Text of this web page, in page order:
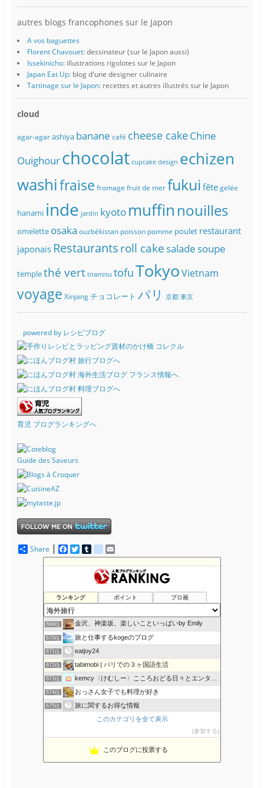
autres blogs francophones sur le Japon
A vos baguettes
Florent Chavouet: dessinateur (sur le Japon aussi)
Issekinicho: illustrations rigolotes sur le Japon
Japan Eat Up: blog d'une designer culinaire
Tartinage sur le Japon: recettes et autres illustrés sur le Japon
cloud
agar-agar ashiya banane café cheese cakeChine
Ouighourchocolat cupcake design echizen
washifraise fromage fruit de mer fukui fête gelée
hanami inde jardin kyoto muffin nouilles
omelette osaka ouzbékistan poisson pomme poulet restaurant
japonais Restaurantsroll cake salade soupe
templethé vert tiramisu tofuTokyoVietnam
voyage Xinjang チョコレート パリ 京都 東京
powered by レシピブログ
育児 ブログランキングへ
Guide des Saveurs
Share
F
a
c
o
o
k
T
w
i
e
r
T
u
m
b
d
e
l
i
c
o
u
s
m
a
i
l
ランキング ポイント ブロ画
ロシアの落日 Падение России
一読一喜
667位 Hello!! from Tokyo.
668位
669位 金沢、神楽坂、楽しいこといっぱいby Emily
670位 旅と仕事するkogeのブログ
671位 eatjoy24
672位 tabimobi | パリでの３ヶ国語生活
673位 kemcy〈けむしー〉こころおどる日々とエンターテインメント
674位 おっさん女子でも料理が好き
675位 旅に関するお得な情報
南アフリカ・タウンシップで生活！
旅行・航空券のリンク集
このカテゴリを全て表示
参加する
このブログに投票する